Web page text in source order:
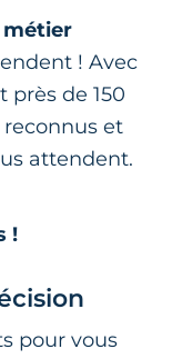
métier
! Avec
près de 150
et
attendent.
!
pour vous